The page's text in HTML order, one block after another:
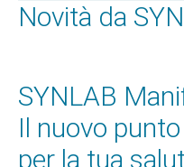
Novità da
SYNLAB
Il nuovo
per la tua